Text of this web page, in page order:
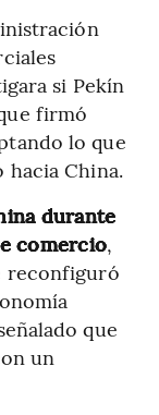
si Pekín
firmó
lo que
hacia China.
durante
comercio,
reconfiguró
que
un